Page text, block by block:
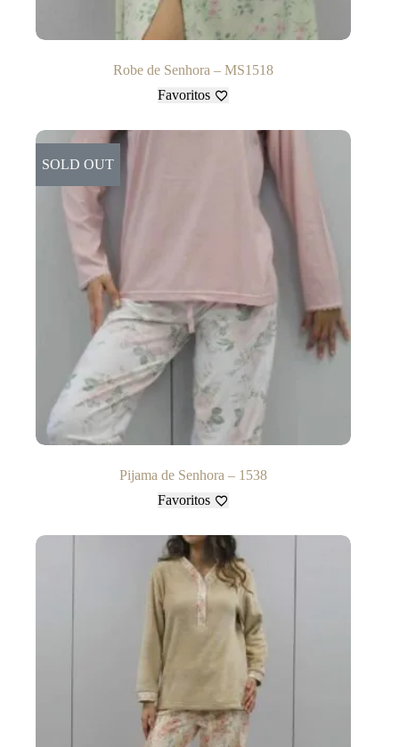
Robe de Senhora – MS1518
Favoritos
SOLD OUT
Pijama de Senhora – 1538
Favoritos